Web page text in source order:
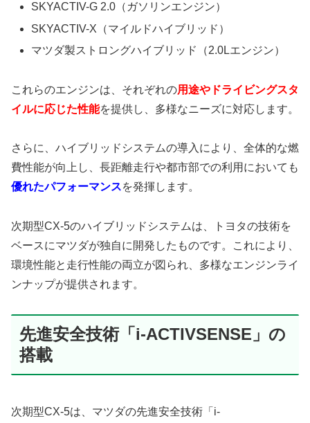
SKYACTIV-G 2.0（ガソリンエンジン）
SKYACTIV-X（マイルドハイブリッド）
マツダ製ストロングハイブリッド（2.0Lエンジン）
これらのエンジンは、それぞれの用途やドライビングスタ
イルに応じた性能を提供し、多様なニーズに対応します。
さらに、ハイブリッドシステムの導入により、全体的な燃
費性能が向上し、長距離走行や都市部での利用においても
優れたパフォーマンスを発揮します。
次期型CX-5のハイブリッドシステムは、トヨタの技術を
ベースにマツダが独自に開発したものです。これにより、
環境性能と走行性能の両立が図られ、多様なエンジンライ
ンナップが提供されます。
先進安全技術「i-ACTIVSENSE」の
搭載
次期型CX-5は、マツダの先進安全技術「i-